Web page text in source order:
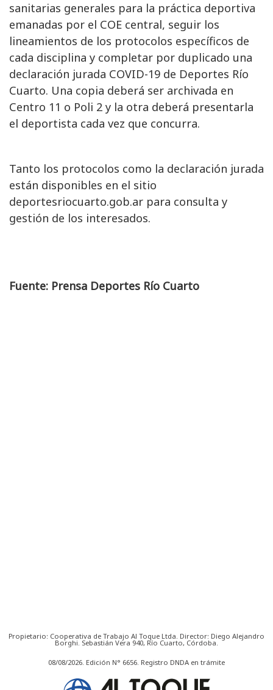
sanitarias generales para la práctica deportiva
emanadas por el COE central, seguir los
lineamientos de los protocolos específicos de
cada disciplina y completar por duplicado una
declaración jurada COVID-19 de Deportes Río
Cuarto. Una copia deberá ser archivada en
Centro 11 o Poli 2 y la otra deberá presentarla
el deportista cada vez que concurra.
Tanto los protocolos como la declaración jurada
están disponibles en el sitio
deportesriocuarto.gob.ar para consulta y
gestión de los interesados.
Fuente: Prensa Deportes Río Cuarto
Propietario: Cooperativa de Trabajo Al Toque Ltda. Director: Diego Alejandro
Borghi. Sebastián Vera 940, Río Cuarto, Córdoba.
08/08/2026. Edición N° 6656. Registro DNDA en trámite